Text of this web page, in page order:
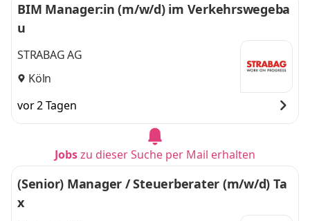
BIM Manager:in (m/w/d) im Verkehrswegeba
u
STRABAG AG
Köln
vor 2 Tagen
Jobszu dieser Suche per Mail erhalten
(Senior) Manager / Steuerberater (m/w/d) Ta
x